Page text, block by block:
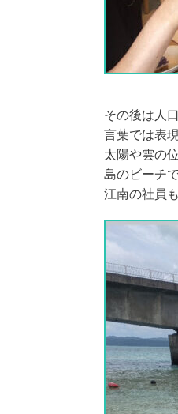
その後は人
言葉では表
太陽や雲の
島のビーチ
江南の社員